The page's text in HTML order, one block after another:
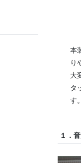
本
り
大
タ
す
１．